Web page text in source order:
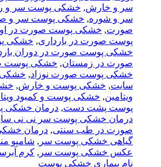
سر و خارش, خشکی پوست سر و
سر و شوره, خشکی پوست سر و
صورت, خشکی پوست صورت در
پوست صورت در بارداری, خشکی
خشکی پوست صورت در دوران
صورت در زمستان, خشکی پوست
خشکی پوست صورت نوزاد,
سایت, خشکی پوست و خارش,
ویتامین, خشکی پوست و کمبود
پوست پشت دست, درمان خشکی
درمان خشکی پوست سر نی نی
صورت در طب سنتی, درمان
گیاهی خشکی پوست سر , شامپو
عکس خشکی پوست سر , کرم
نام بیماری خشکی پوست